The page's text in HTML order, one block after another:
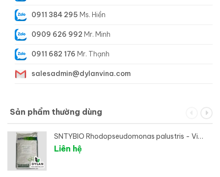
0911 384 295 Ms. Hiền
0909 626 992 Mr. Minh
0911 682 176 Mr. Thạnh
salesadmin@dylanvina.com
Sản phẩm thường dùng
SNTYBIO Rhodopseudomonas palustris - Vi
sinh xử lý đáy ao
Liên hệ